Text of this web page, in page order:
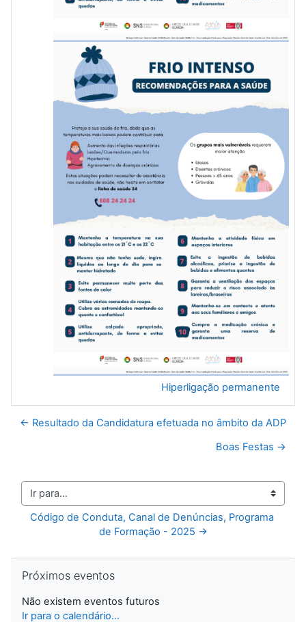
Hiperligação permanente
← Resultado da Candidatura efetuada no âmbito da ADP
Boas Festas →
Ir para...
Código de Conduta, Canal de Denúncias, Programa
de Formação - 2025 →
Próximos eventos
Não existem eventos futuros
Ir para o calendário...